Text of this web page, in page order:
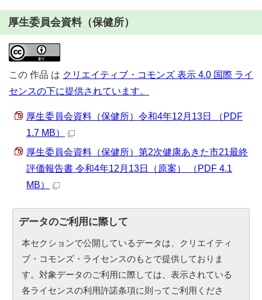
厚生委員会資料（保健所）
この 作品 は クリエイティブ・コモンズ 表示 4.0 国際 ライ
センスの下に提供されています。
厚生委員会資料（保健所）令和4年12月13日 （PDF
1.7 MB）
厚生委員会資料（保健所）第2次健康あきた市21最終
評価報告書 令和4年12月13日（原案） （PDF 4.1
MB）
データのご利用に際して
本セクションで公開しているデータは、クリエイティ
ブ・コモンズ・ライセンスのもとで提供しておりま
す。対象データのご利用に際しては、表示されている
各ライセンスの利用許諾条項に則ってご利用くださ